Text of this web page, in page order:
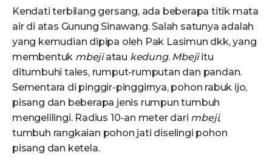
Kendati terbilang gersang, ada beberapa titik mata
air di atas Gunung Sinawang. Salah satunya adalah
yang kemudian dipipa oleh Pak Lasimun dkk, yang
membentuk mbejiatau kedung. Mbejiitu
ditumbuhi tales, rumput-rumputan dan pandan.
Sementara di pinggir-pinggirnya, pohon rabuk ijo,
pisang dan beberapa jenis rumpun tumbuh
mengelilingi. Radius 10-an meter dari mbeji,
tumbuh rangkaian pohon jati diselingi pohon
pisang dan ketela.